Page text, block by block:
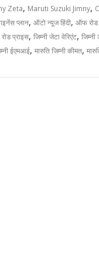
Zeta, Maruti Suzuki Jimny,
प्लान,ऑटो न्यूज हिंदी,ऑफ रोड
प्राइस,जिम्नी जेटा वेरिएंट,
ईएमआई,मारुति जिम्नी कीमत,